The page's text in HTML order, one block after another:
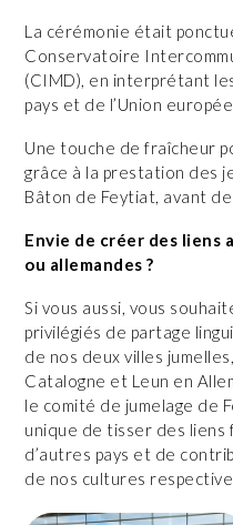
La cérémonie était
Conservatoire
(CIMD), en interprétant
pays et de l’Union
Une touche de fraîcheur
grâce à la prestation des
Bâton de Feytiat, avant
Envie de créer des liens
ou allemandes ?
Si vous aussi, vous
privilégiés de partage
de nos deux villes
Catalogne et Leun en
le comité de jumelage de
unique de tisser des liens
d’autres pays et de
de nos cultures